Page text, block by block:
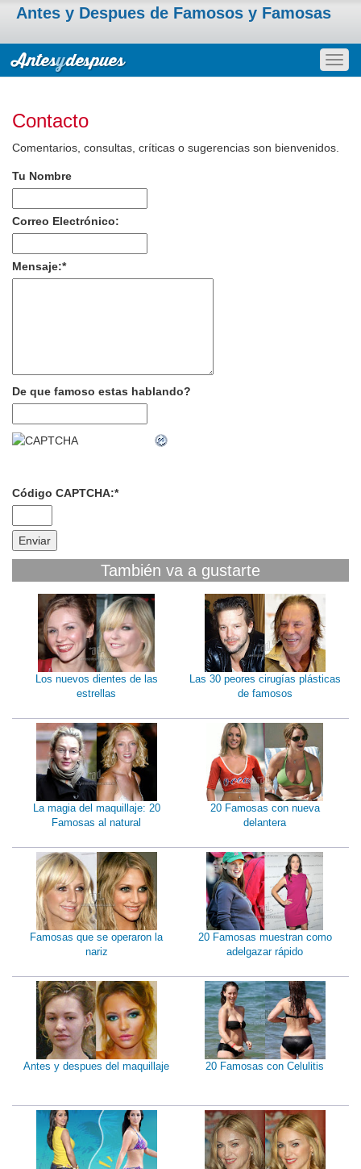
Antes y Despues de Famosos y Famosas
Contacto
Comentarios, consultas, críticas o sugerencias son bienvenidos.
Tu Nombre
Correo Electrónico:
Mensaje:*
De que famoso estas hablando?
Código CAPTCHA:*
También va a gustarte
Los nuevos dientes de las
estrellas
Las 30 peores cirugías plásticas
de famosos
La magia del maquillaje: 20
Famosas al natural
20 Famosas con nueva
delantera
Famosas que se operaron la
nariz
20 Famosas muestran como
adelgazar rápido
Antes y despues del maquillaje 20 Famosas con Celulitis